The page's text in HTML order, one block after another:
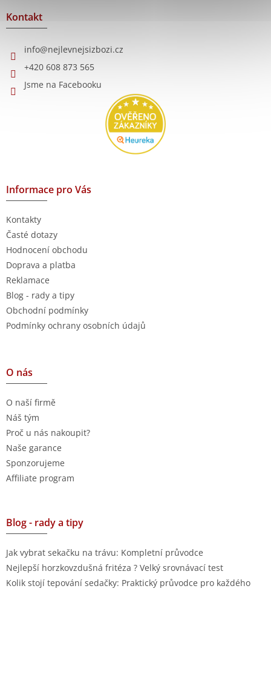
Kontakt
info@nejlevnejsizbozi.cz
+420 608 873 565
Jsme na Facebooku
Informace pro Vás
Kontakty
Časté dotazy
Hodnocení obchodu
Doprava a platba
Reklamace
Blog - rady a tipy
Obchodní podmínky
Podmínky ochrany osobních údajů
O nás
O naší firmě
Náš tým
Proč u nás nakoupit?
Naše garance
Sponzorujeme
Affiliate program
Blog - rady a tipy
Jak vybrat sekačku na trávu: Kompletní průvodce
Nejlepší horzkovzdušná fritéza ? Velký srovnávací test
Kolik stojí tepování sedačky: Praktický průvodce pro každého